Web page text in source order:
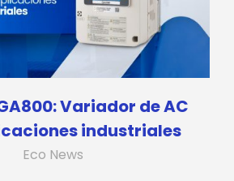
Variador de AC
industriales
Eco News